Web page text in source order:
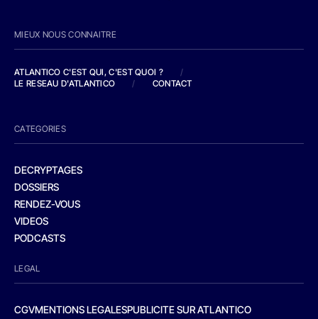
MIEUX NOUS CONNAITRE
ATLANTICO C'EST QUI, C'EST QUOI ?
/
LE RESEAU D'ATLANTICO
/ CONTACT
CATEGORIES
DECRYPTAGES
DOSSIERS
RENDEZ-VOUS
VIDEOS
PODCASTS
LEGAL
CGVMENTIONS LEGALESPUBLICITE SUR ATLANTICO